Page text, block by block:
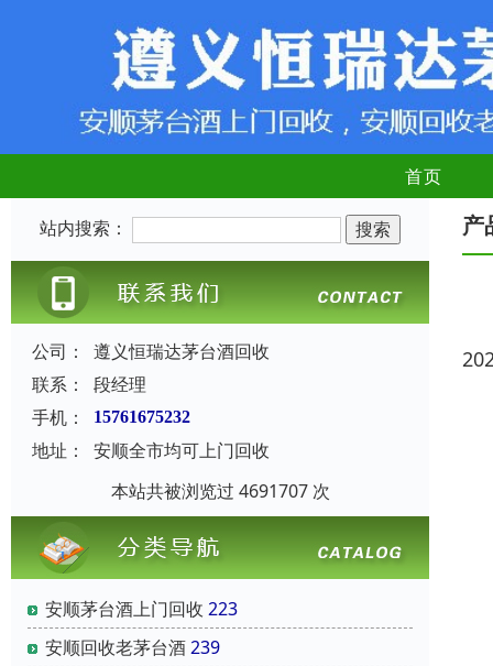
首页
站内搜索：
公司：
遵义恒瑞达茅台酒回收
联系：
段经理
手机：
15761675232
地址：
安顺全市均可上门回收
本站共被浏览过 4691707 次
安顺茅台酒上门回收 223
安顺回收老茅台酒239
产